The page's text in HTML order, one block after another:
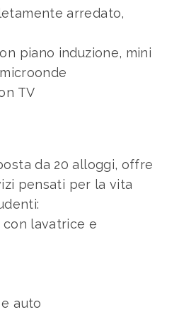
arredato,
piano induzione, mini
TV
da 20 alloggi, offre
pensati per la vita
con lavatrice e
auto